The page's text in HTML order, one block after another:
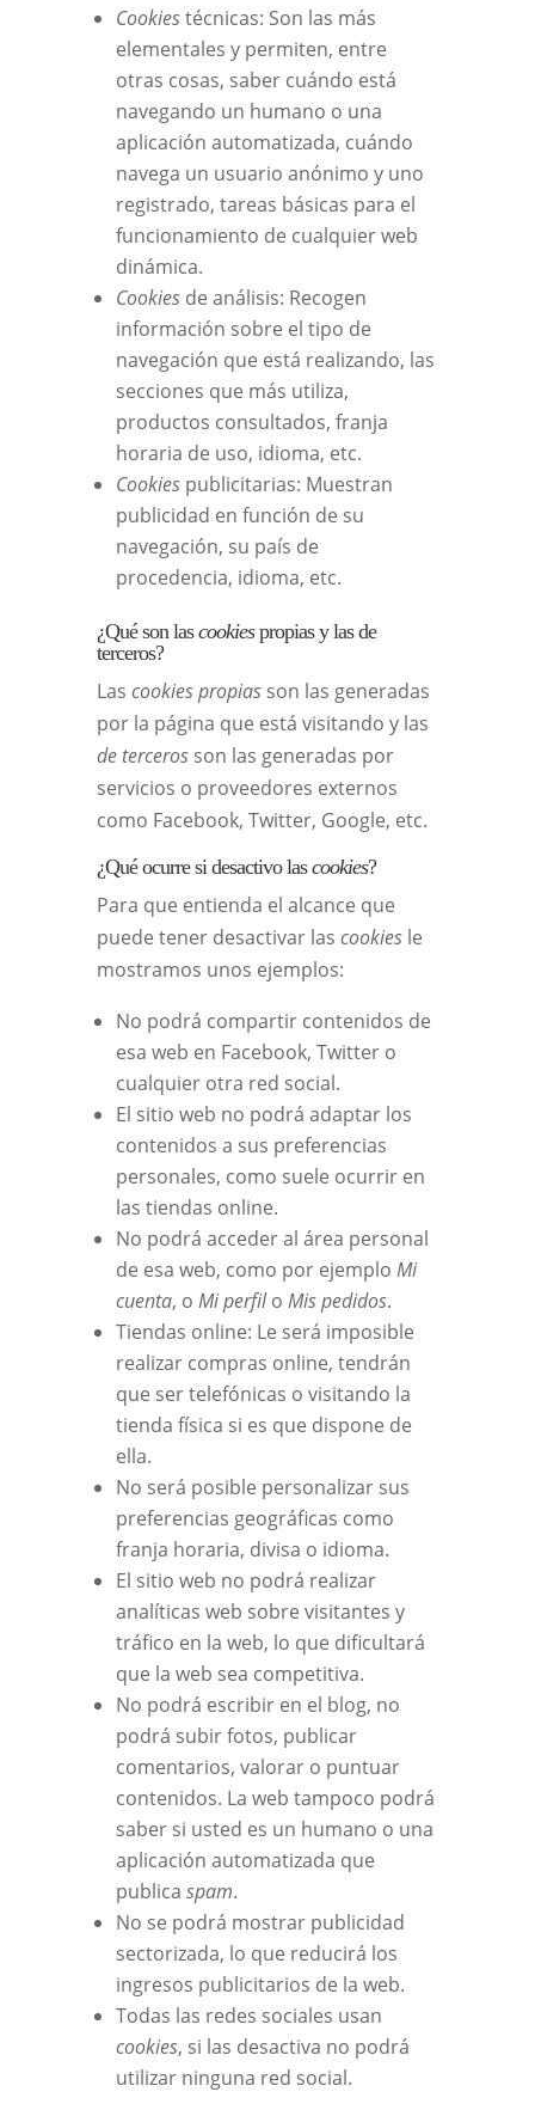
Cookiestécnicas: Son las más
elementales y permiten, entre
otras cosas, saber cuándo está
navegando un humano o una
aplicación automatizada, cuándo
navega un usuario anónimo y uno
registrado, tareas básicas para el
funcionamiento de cualquier web
dinámica.
Cookiesde análisis: Recogen
información sobre el tipo de
navegación que está realizando, las
secciones que más utiliza,
productos consultados, franja
horaria de uso, idioma, etc.
Cookiespublicitarias: Muestran
publicidad en función de su
navegación, su país de
procedencia, idioma, etc.
¿Qué son lascookiespropias y las de
terceros?
Las cookies propiasson las generadas
por la página que está visitando y las
de tercerosson las generadas por
servicios o proveedores externos
como Facebook, Twitter, Google, etc.
¿Qué ocurre si desactivo lascookies?
Para que entienda el alcance que
puede tener desactivar las cookiesle
mostramos unos ejemplos:
No podrá compartir contenidos de
esa web en Facebook, Twitter o
cualquier otra red social.
El sitio web no podrá adaptar los
contenidos a sus preferencias
personales, como suele ocurrir en
las tiendas online.
No podrá acceder al área personal
de esa web, como por ejemplo Mi
cuenta, o Mi perfilo Mis pedidos.
Tiendas online: Le será imposible
realizar compras online, tendrán
que ser telefónicas o visitando la
tienda física si es que dispone de
ella.
No será posible personalizar sus
preferencias geográficas como
franja horaria, divisa o idioma.
El sitio web no podrá realizar
analíticas web sobre visitantes y
tráfico en la web, lo que dificultará
que la web sea competitiva.
No podrá escribir en el blog, no
podrá subir fotos, publicar
comentarios, valorar o puntuar
contenidos. La web tampoco podrá
saber si usted es un humano o una
aplicación automatizada que
publica spam.
No se podrá mostrar publicidad
sectorizada, lo que reducirá los
ingresos publicitarios de la web.
Todas las redes sociales usan
cookies, si las desactiva no podrá
utilizar ninguna red social.